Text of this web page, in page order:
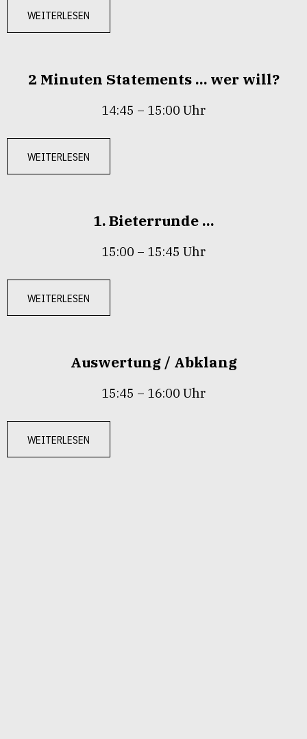
weiterlesen
2 Minuten Statements … wer will?
14:45 – 15:00 Uhr
weiterlesen
1. Bieterrunde …
15:00 – 15:45 Uhr
weiterlesen
Auswertung / Abklang
15:45 – 16:00 Uhr
weiterlesen